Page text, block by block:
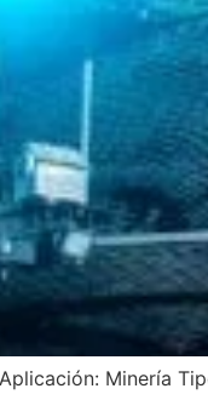
Minería